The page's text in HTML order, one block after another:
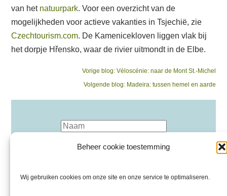
Beheer cookie toestemming
Wij gebruiken cookies om onze site en onze service te optimaliseren.
van het natuurpark. Voor een overzicht van de
mogelijkheden voor actieve vakanties in Tsjechië, zie
Czechtourism.com. De Kamenicekloven liggen vlak bij
het dorpje Hřensko, waar de rivier uitmondt in de Elbe.
Vorige blog: Previous
post:
Véloscénie: naar de Mont St.-Michel
Volgende blog: Next
Madeira: tussen hemel en aarde